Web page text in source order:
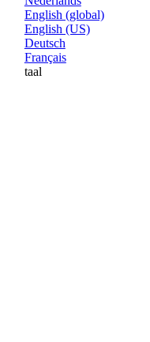
English (global)
English (US)
Deutsch
Français
taal